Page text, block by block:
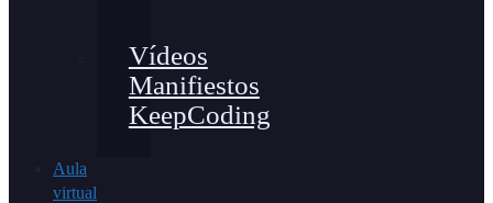
Vídeos
Manifiestos
KeepCoding
Aula
virtual